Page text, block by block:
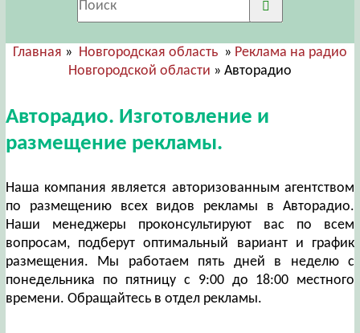
Главная » Новгородская область» Реклама на радио
Новгородской области » Авторадио
Авторадио. Изготовление и
размещение рекламы.
Наша компания является авторизованным агентством
по размещению всех видов рекламы в Авторадио.
Наши менеджеры проконсультируют вас по всем
вопросам, подберут оптимальный вариант и график
размещения. Мы работаем пять дней в неделю с
понедельника по пятницу с 9:00 до 18:00 местного
времени. Обращайтесь в отдел рекламы.